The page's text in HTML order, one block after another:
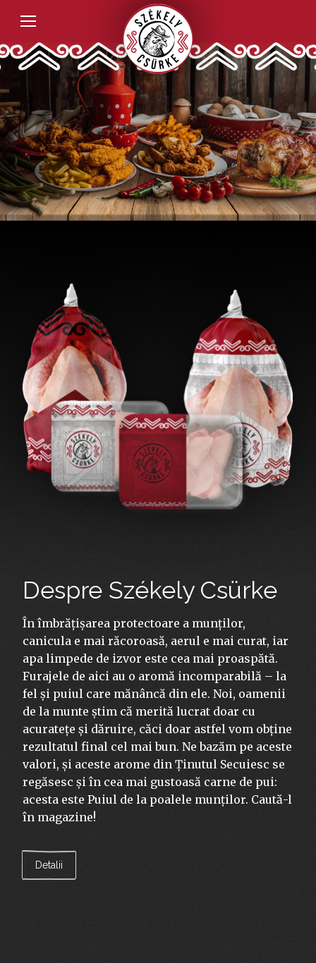
Despre Székely Csürke
În îmbrățișarea protectoare a munților,
canicula e mai răcoroasă, aerul e mai curat, iar
apa limpede de izvor este cea mai proaspătă.
Furajele de aici au o aromă incomparabilă – la
fel și puiul care mănâncă din ele. Noi, oamenii
de la munte știm că merită lucrat doar cu
acuratețe și dăruire, căci doar astfel vom obține
rezultatul final cel mai bun. Ne bazăm pe aceste
valori, și aceste arome din Ținutul Secuiesc se
regăsesc și în cea mai gustoasă carne de pui:
acesta este Puiul de la poalele munților. Caută-l
în magazine!
Detalii